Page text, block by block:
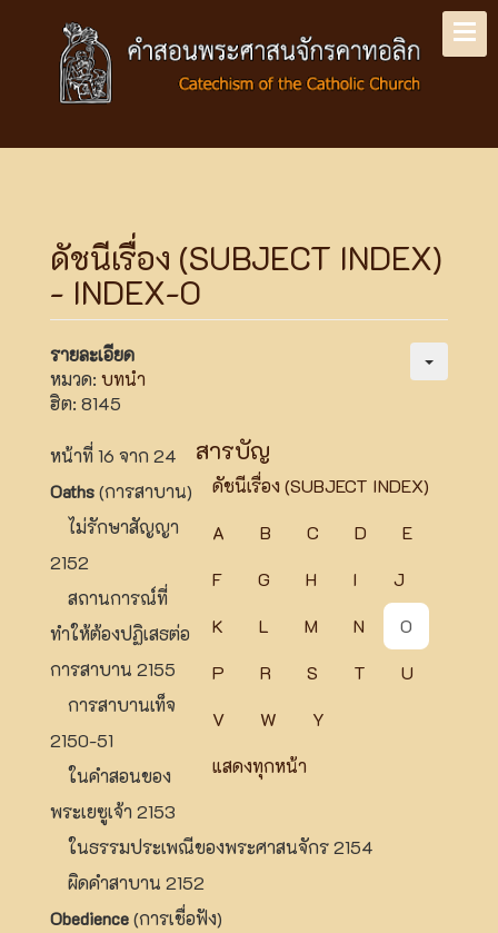
ดัชนีเรื่อง (SUBJECT INDEX)
- INDEX-O
รายละเอียด
หมวด: บทนำ
ฮิต: 8145
สารบัญ
ดัชนีเรื่อง (SUBJECT INDEX)
A
B C D
E
F
G H I
J
K
L M N
O
P
R S T
U
V
W
Y
แสดงทุกหน้า
หน้าที่ 16 จาก 24
Oaths(การสาบาน)
ไม่รักษาสัญญา
2152
สถานการณ์ที่
ทำให้ต้องปฏิเสธต่อ
การสาบาน 2155
การสาบานเท็จ
2150-51
ในคำสอนของ
พระเยซูเจ้า 2153
ในธรรมประเพณีของพระศาสนจักร 2154
ผิดคำสาบาน 2152
Obedience(การเชื่อฟัง)